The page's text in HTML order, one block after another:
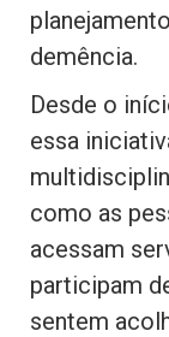
demência.
Desde o
essa
como as
acessam
participam
sentem